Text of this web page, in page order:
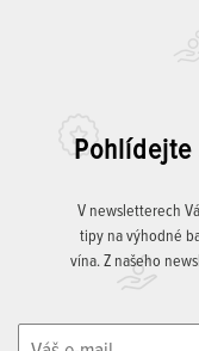
V newsletterech
tipy na výhodné
vína. Z našeho